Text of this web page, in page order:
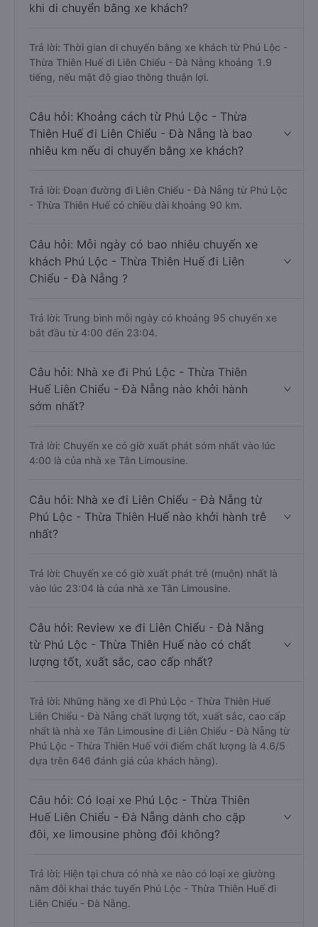
khi di chuyển bằng xe khách?
Trả lời: Thời gian di chuyển bằng xe khách từ Phú Lộc -
Thừa Thiên Huế đi Liên Chiểu - Đà Nẵng khoảng 1.9
tiếng, nếu mật độ giao thông thuận lợi.
Câu hỏi: Khoảng cách từ Phú Lộc - Thừa
Thiên Huế đi Liên Chiểu - Đà Nẵng là bao
nhiêu km nếu di chuyển bằng xe khách?
Trả lời: Đoạn đường đi Liên Chiểu - Đà Nẵng từ Phú Lộc
- Thừa Thiên Huế có chiều dài khoảng 90 km.
Câu hỏi: Mỗi ngày có bao nhiêu chuyến xe
khách Phú Lộc - Thừa Thiên Huế đi Liên
Chiểu - Đà Nẵng ?
Trả lời: Trung bình mỗi ngày có khoảng 95 chuyến xe
bắt đầu từ 4:00 đến 23:04.
Câu hỏi: Nhà xe đi Phú Lộc - Thừa Thiên
Huế Liên Chiểu - Đà Nẵng nào khởi hành
sớm nhất?
Trả lời: Chuyến xe có giờ xuất phát sớm nhất vào lúc
4:00 là của nhà xe Tân Limousine.
Câu hỏi: Nhà xe đi Liên Chiểu - Đà Nẵng từ
Phú Lộc - Thừa Thiên Huế nào khởi hành trễ
nhất?
Trả lời: Chuyến xe có giờ xuất phát trễ (muộn) nhất là
vào lúc 23:04 là của nhà xe Tân Limousine.
Câu hỏi: Review xe đi Liên Chiểu - Đà Nẵng
từ Phú Lộc - Thừa Thiên Huế nào có chất
lượng tốt, xuất sắc, cao cấp nhất?
Trả lời: Những hãng xe đi Phú Lộc - Thừa Thiên Huế
Liên Chiểu - Đà Nẵng chất lượng tốt, xuất sắc, cao cấp
nhất là nhà xe Tân Limousine đi Liên Chiểu - Đà Nẵng từ
Phú Lộc - Thừa Thiên Huế với điểm chất lượng là 4.6/5
dựa trên 646 đánh giá của khách hàng).
Câu hỏi: Có loại xe Phú Lộc - Thừa Thiên
Huế Liên Chiểu - Đà Nẵng dành cho cặp
đôi, xe limousine phòng đôi không?
Trả lời: Hiện tại chưa có nhà xe nào có loại xe giường
nằm đôi khai thác tuyến Phú Lộc - Thừa Thiên Huế đi
Liên Chiểu - Đà Nẵng.